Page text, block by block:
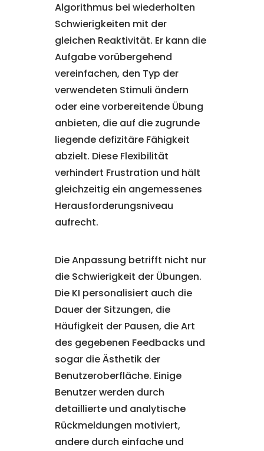
Algorithmus bei wiederholten
Schwierigkeiten mit der
gleichen Reaktivität. Er kann die
Aufgabe vorübergehend
vereinfachen, den Typ der
verwendeten Stimuli ändern
oder eine vorbereitende Übung
anbieten, die auf die zugrunde
liegende defizitäre Fähigkeit
abzielt. Diese Flexibilität
verhindert Frustration und hält
gleichzeitig ein angemessenes
Herausforderungsniveau
aufrecht.
Die Anpassung betrifft nicht nur
die Schwierigkeit der Übungen.
Die KI personalisiert auch die
Dauer der Sitzungen, die
Häufigkeit der Pausen, die Art
des gegebenen Feedbacks und
sogar die Ästhetik der
Benutzeroberfläche. Einige
Benutzer werden durch
detaillierte und analytische
Rückmeldungen motiviert,
andere durch einfache und